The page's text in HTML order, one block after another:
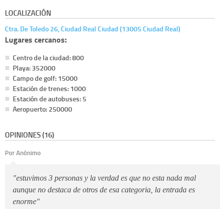
LOCALIZACIÓN
Ctra. De Toledo 26, Ciudad Real Ciudad (13005 Ciudad Real)
Lugares cercanos:
Centro de la ciudad: 800
Playa: 352000
Campo de golf: 15000
Estación de trenes: 1000
Estación de autobuses: 5
Aeropuerto: 250000
OPINIONES (16)
Por Anónimo
"estuvimos 3 personas y la verdad es que no esta nada mal
aunque no destaca de otros de esa categoria, la entrada es
enorme"